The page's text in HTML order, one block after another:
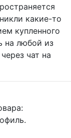
какие-то
купленного
на любой из
чат на